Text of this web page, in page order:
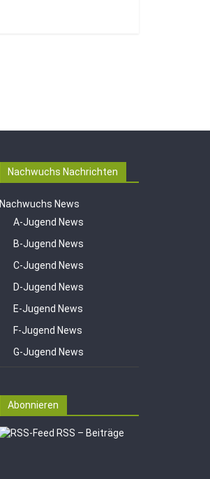
Nachwuchs Nachrichten
Nachwuchs News
A-Jugend News
B-Jugend News
C-Jugend News
D-Jugend News
E-Jugend News
F-Jugend News
G-Jugend News
Abonnieren
RSS – Beiträge